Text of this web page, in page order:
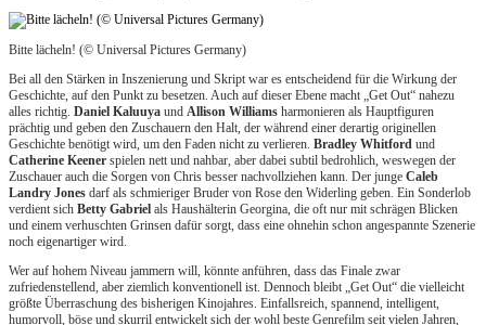
Bitte lächeln! (© Universal Pictures Germany)
Bei all den Stärken in Inszenierung und Skript war es entscheidend für die Wirkung der
Geschichte, auf den Punkt zu besetzen. Auch auf dieser Ebene macht „Get Out“ nahezu
alles richtig. Daniel Kaluuya und Allison Williams harmonieren als Hauptfiguren
prächtig und geben den Zuschauern den Halt, der während einer derartig originellen
Geschichte benötigt wird, um den Faden nicht zu verlieren. Bradley Whitford und
Catherine Keener spielen nett und nahbar, aber dabei subtil bedrohlich, weswegen der
Zuschauer auch die Sorgen von Chris besser nachvollziehen kann. Der junge Caleb
Landry Jones darf als schmieriger Bruder von Rose den Widerling geben. Ein Sonderlob
verdient sich Betty Gabriel als Haushälterin Georgina, die oft nur mit schrägen Blicken
und einem verhuschten Grinsen dafür sorgt, dass eine ohnehin schon angespannte Szenerie
noch eigenartiger wird.
Wer auf hohem Niveau jammern will, könnte anführen, dass das Finale zwar
zufriedenstellend, aber ziemlich konventionell ist. Dennoch bleibt „Get Out“ die vielleicht
größte Überraschung des bisherigen Kinojahres. Einfallsreich, spannend, intelligent,
humorvoll, böse und skurril entwickelt sich der wohl beste Genrefilm seit vielen Jahren,